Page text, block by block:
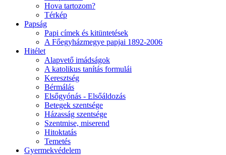
Hova tartozom?
Térkép
Papság
Papi címek és kitüntetések
A Főegyházmegye papjai 1892-2006
Hitélet
Alapvető imádságok
A katolikus tanítás formulái
Keresztség
Bérmálás
Elsőgyónás - Elsőáldozás
Betegek szentsége
Házasság szentsége
Szentmise, miserend
Hitoktatás
Temetés
Gyermekvédelem